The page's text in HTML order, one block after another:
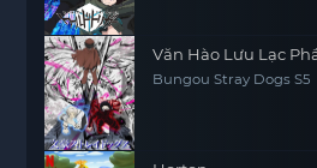
Văn Hào Lưu Lạc
Bungou Stray Dogs S5